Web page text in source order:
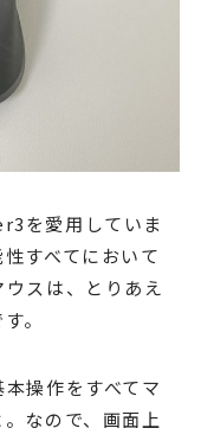
を愛用していま
すべてにおいて
スは、とりあえ
。
操作をすべてマ
なので、画面上